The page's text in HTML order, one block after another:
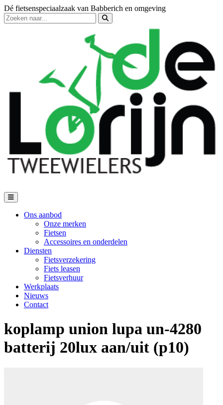
Dé fietsenspeciaalzaak van Babberich en omgeving
Ons aanbod
Onze merken
Fietsen
Accessoires en onderdelen
Diensten
Fietsverzekering
Fiets leasen
Fietsverhuur
Werkplaats
Nieuws
Contact
koplamp union lupa un-4280
batterij 20lux aan/uit (p10)